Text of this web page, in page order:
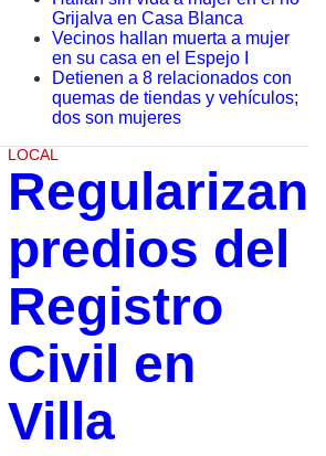
Grijalva en Casa Blanca
Vecinos hallan muerta a mujer
en su casa en el Espejo I
Detienen a 8 relacionados con
quemas de tiendas y vehículos;
dos son mujeres
LOCAL
Regularizan
predios del
Registro
Civil en
Villa